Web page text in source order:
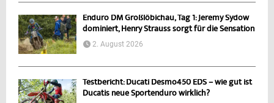
Enduro DM Großlöbichau, Tag 1: Jeremy Sydow
dominiert, Henry Strauss sorgt für die Sensation
2. August 2026
Testbericht: Ducati Desmo450 EDS – wie gut ist
Ducatis neue Sportenduro wirklich?